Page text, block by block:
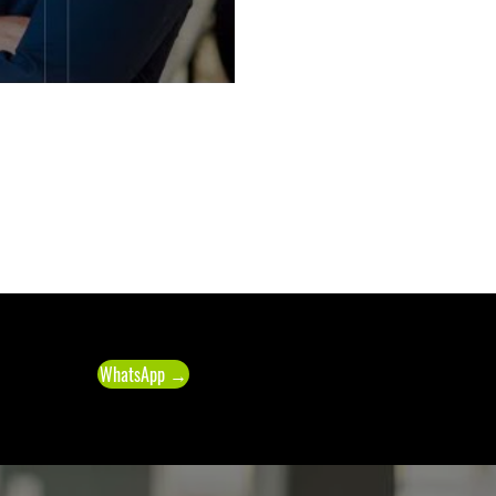
WhatsApp →